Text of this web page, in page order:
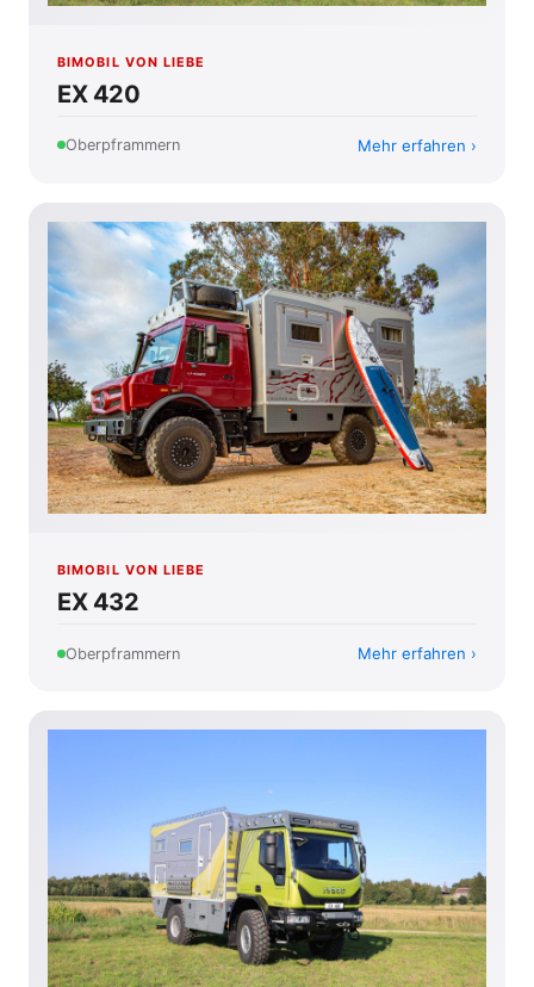
BIMOBIL VON LIEBE
EX 420
Oberpframmern Mehr erfahren
BIMOBIL VON LIEBE
EX 432
Oberpframmern Mehr erfahren